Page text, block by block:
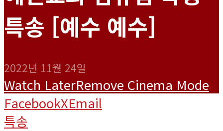
특송 [예수 예수]
2022년 11월 24일
Watch LaterRemove Cinema Mode
FacebookXEmail
특송